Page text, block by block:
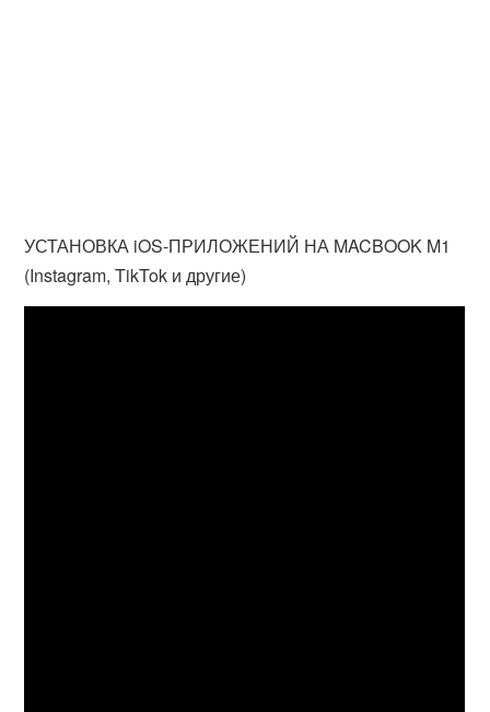
УСТАНОВКА iOS-ПРИЛОЖЕНИЙ НА MACBOOK M1
(Instagram, TikTok и другие)